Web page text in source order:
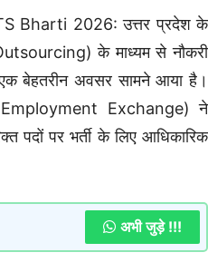
Bharti 2026: उत्तर प्रदेश के
के माध्यम से नौकरी
बेहतरीन अवसर सामने आया है।
(Employment Exchange) ने
पदों पर भर्ती के लिए आधिकारिक
अभी जुड़े !!!